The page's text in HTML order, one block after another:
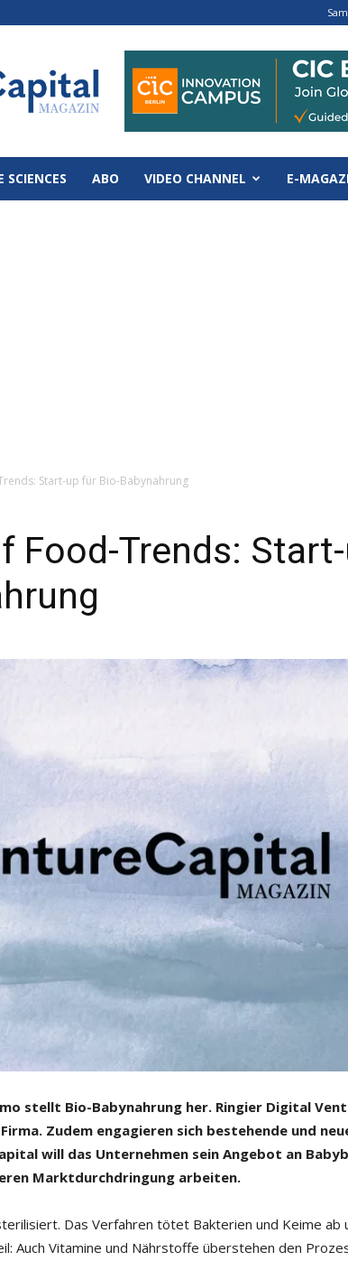
SCIENCES ABO VIDEO CHANNEL E-
Start-up für Bio-Babynahrung
Food-Trends:
stellt Bio-Babynahrung her. Ringier Digital
Zudem engagieren sich bestehende und
will das Unternehmen sein Angebot an
Marktdurchdringung arbeiten.
Das Verfahren tötet Bakterien und Keime ab
Auch Vitamine und Nährstoffe überstehen den